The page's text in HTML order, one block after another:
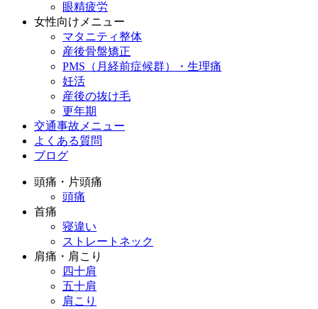
眼精疲労
女性向けメニュー
マタニティ整体
産後骨盤矯正
PMS（月経前症候群）・生理痛
妊活
産後の抜け毛
更年期
交通事故メニュー
よくある質問
ブログ
頭痛・片頭痛
頭痛
首痛
寝違い
ストレートネック
肩痛・肩こり
四十肩
五十肩
肩こり